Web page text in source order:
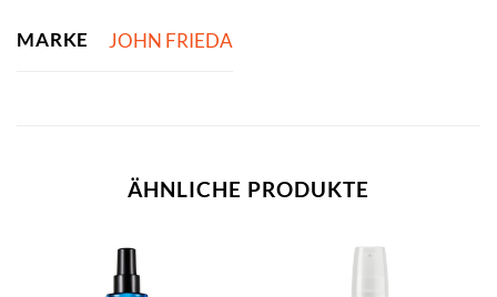
MARKE JOHN FRIEDA
ÄHNLICHE PRODUKTE